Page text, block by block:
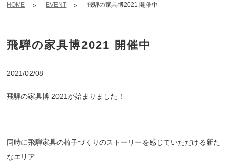
HOME EVENT 飛騨の家具博2021 開催中
飛騨の家具博2021 開催中
2021/02/08
飛騨の家具博 2021が始まりました！
同時に飛騨家具の椅子づくりのストーリーを感じていただける新た
なエリア